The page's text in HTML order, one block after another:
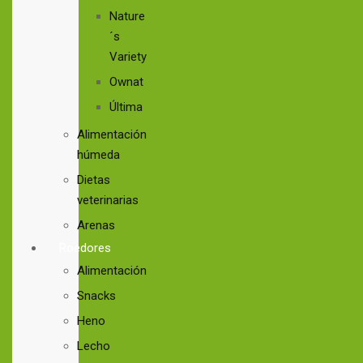
Nature
´s
Variety
Ownat
Última
Alimentación
húmeda
Dietas
veterinarias
Arenas
Roedores
Alimentación
Snacks
Heno
Lecho